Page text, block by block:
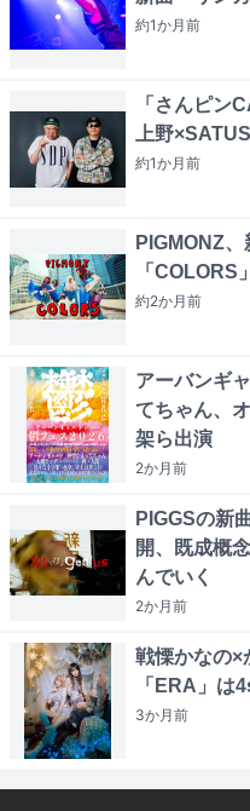
約1か月前
「さんピン
上野
約1か月前
PIGMONZ
「COLORS
約2か月前
アーバンギ
てちゃん、
架ら出演
2か月前
PIGGSの新
開、既成概
んでいく
2か月前
戦慄かなの×
「ERA」は
3か月前